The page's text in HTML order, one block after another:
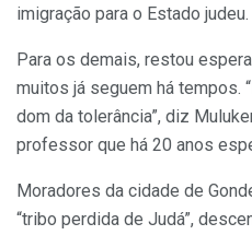
imigração para o Estado judeu.
Para os demais, restou
muitos já seguem há tempos.
dom da tolerância”, diz
professor que há 20 anos
Moradores da cidade de
“tribo perdida de Judá”,